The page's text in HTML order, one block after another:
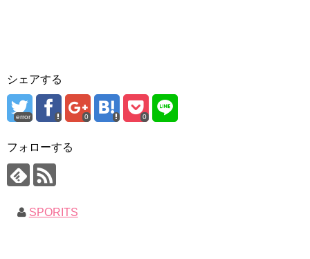
シェアする
error 0 0
フォローする
SPORITS